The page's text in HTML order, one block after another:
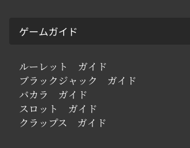
ゲームガイド
ルーレット ガイド
ブラックジャック ガイド
バカラ ガイド
スロット ガイド
クラップス ガイド